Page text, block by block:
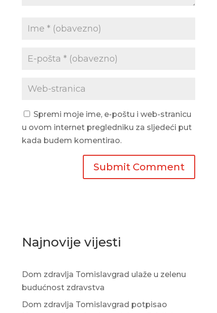
Spremi moje ime, e-poštu i web-stranicu
u ovom internet pregledniku za sljedeći put
kada budem komentirao.
Najnovije vijesti
Dom zdravlja Tomislavgrad ulaže u zelenu
budućnost zdravstva
Dom zdravlja Tomislavgrad potpisao